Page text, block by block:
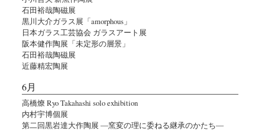
石田裕哉陶磁展
黒川大介ガラス展「amorphous」
日本ガラス工芸協会 ガラスアート展
阪本健作陶展「未定形の層景」
石田裕哉陶磁展
近藤精宏陶展
6月
高橋燎 Ryo Takahashi solo exhibition
内村宇博個展
第二回黒岩達大作陶展 ―窯変の理に委ねる継承のかたち―